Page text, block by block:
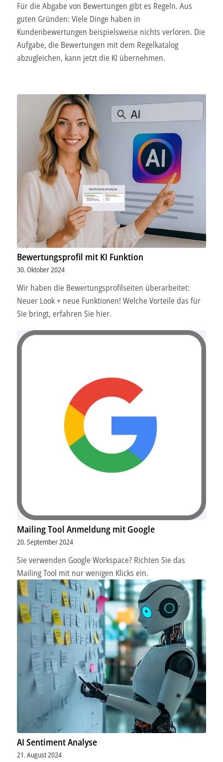
Für die Abgabe von Bewertungen gibt es Regeln. Aus
guten Gründen: Viele Dinge haben in
Kundenbewertungen beispielsweise nichts verloren. Die
Aufgabe, die Bewertungen mit dem Regelkatalog
abzugleichen, kann jetzt die KI übernehmen.
Bewertungsprofil mit KI Funktion
30. Oktober 2024
Wir haben die Bewertungsprofilseiten überarbeitet:
Neuer Look + neue Funktionen! Welche Vorteile das für
Sie bringt, erfahren Sie hier.
Mailing Tool Anmeldung mit Google
20. September 2024
Sie verwenden Google Workspace? Richten Sie das
Mailing Tool mit nur wenigen Klicks ein.
AI Sentiment Analyse
21. August 2024